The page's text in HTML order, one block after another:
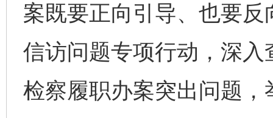
案既要正向引导、也要
信访问题专项行动，深
检察履职办案突出问题
东山县通报“牛蛙产品抗生素超标问题” 法